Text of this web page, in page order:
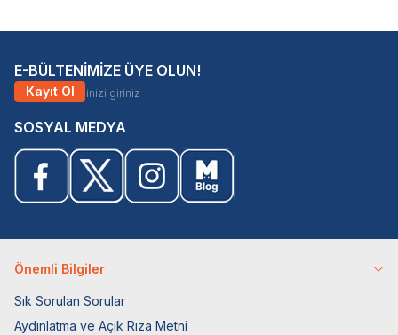
E-BÜLTENİMİZE ÜYE OLUN!
Kayıt Ol
SOSYAL MEDYA
Önemli Bilgiler
Sık Sorulan Sorular
Aydınlatma ve Açık Rıza Metni